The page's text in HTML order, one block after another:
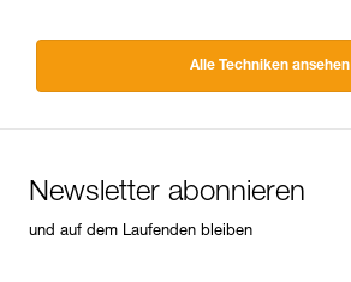
Alle Techniken ansehen
Newsletter abonnieren
und auf dem Laufenden bleiben